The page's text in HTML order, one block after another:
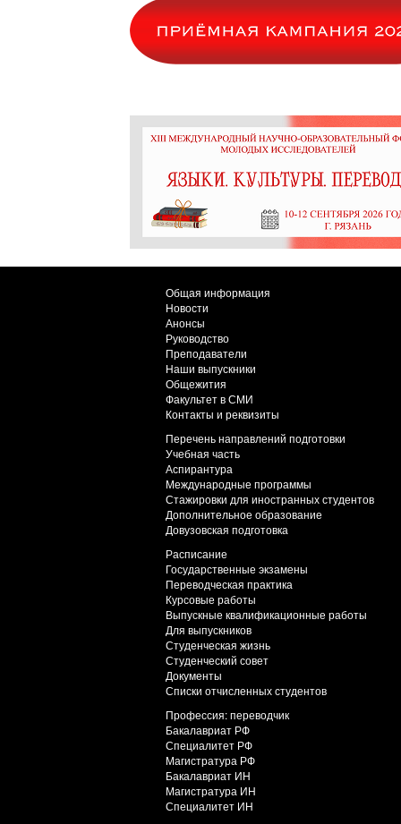
Общая информация
Новости
Анонсы
Руководство
Преподаватели
Наши выпускники
Общежития
Факультет в СМИ
Контакты и реквизиты
Перечень направлений подготовки
Учебная часть
Аспирантура
Международные программы
Стажировки для иностранных студентов
Дополнительное образование
Довузовская подготовка
Расписание
Государственные экзамены
Переводческая практика
Курсовые работы
Выпускные квалификационные работы
Для выпускников
Студенческая жизнь
Студенческий совет
Документы
Списки отчисленных студентов
Профессия: переводчик
Бакалавриат РФ
Специалитет РФ
Магистратура РФ
Бакалавриат ИН
Магистратура ИН
Специалитет ИН